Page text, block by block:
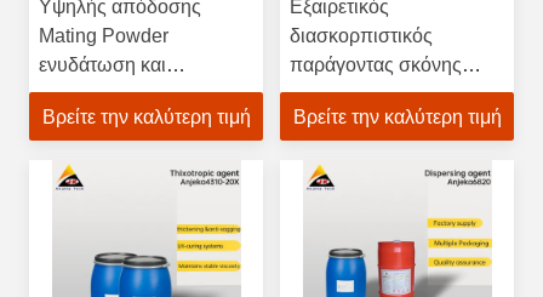
Υψηλής απόδοσης
Mating Powder
ενυδάτωση και
διάσπαρση του
παράγοντα για το ξύλο
επίπλων με εξαιρετική
Βρείτε την καλύτερη τιμή
Εξαιρετικός
διασκορπιστικός
παράγοντας σκόνης
μείωσης της ιξώδους για
συστήματα επικάλυψης
ανθεκτικά σε UV
Βρείτε την καλύτερη τιμή